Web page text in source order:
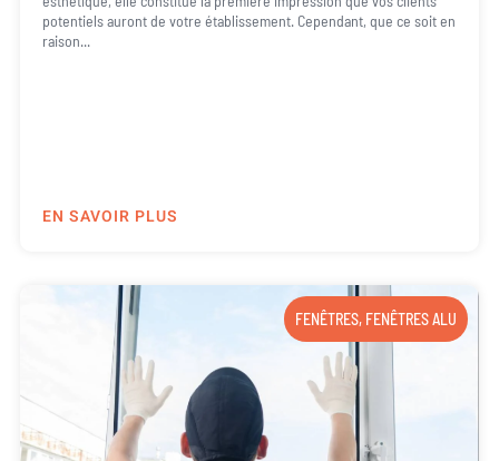
potentiels auront de votre établissement. Cependant, que ce soit en
raison...
EN SAVOIR PLUS
FENÊTRES, FENÊTRES ALU